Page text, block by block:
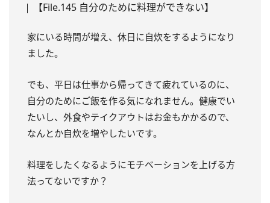
【File.145 自分のために料理ができない】
家にいる時間が増え、休日に自炊をするようになり
ました。
でも、平日は仕事から帰ってきて疲れているのに、
自分のためにご飯を作る気になれません。健康でい
たいし、外食やテイクアウトはお金もかかるので、
なんとか自炊を増やしたいです。
料理をしたくなるようにモチベーションを上げる方
法ってないですか？